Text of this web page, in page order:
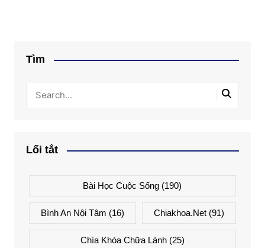
Tìm
Lối tắt
Bài Học Cuộc Sống (190)
Bình An Nội Tâm (16) Chiakhoa.net (91)
Chìa Khóa Chữa Lành(25)